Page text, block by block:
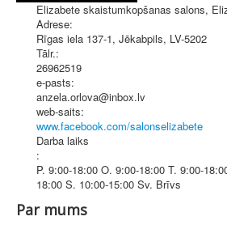
Elizabete skaistumkopšanas salons,
Adrese:
Rīgas iela 137-1, Jēkabpils, LV-5202
Tālr.:
26962519
e-pasts:
anzela.orlova@inbox.lv
web-saits:
www.facebook.com/salonselizabete
Darba laiks
:
P. 9:00-18:00 O. 9:00-18:00 T. 9:00-
18:00 S. 10:00-15:00 Sv. Brīvs
Par mums